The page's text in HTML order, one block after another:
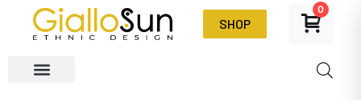
SHOP
0